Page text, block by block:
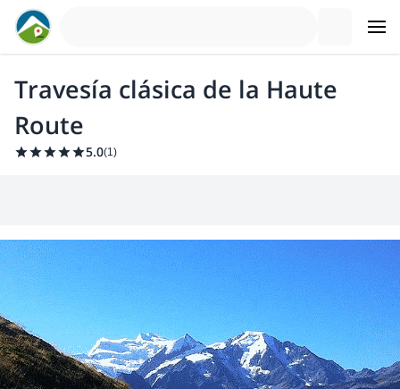
Travesía clásica de la Haute
Route
5.0(1)